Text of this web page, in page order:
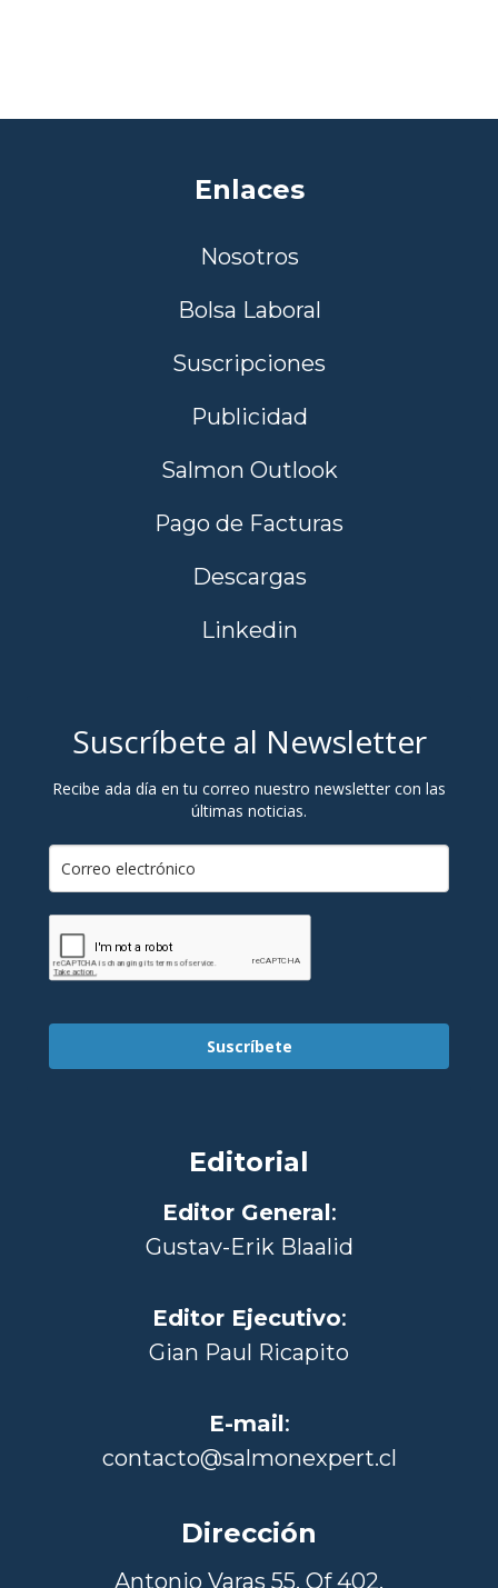
Enlaces
Nosotros
Bolsa Laboral
Suscripciones
Publicidad
Salmon Outlook
Pago de Facturas
Descargas
Linkedin
Suscríbete al Newsletter
Recibe ada día en tu correo nuestro newsletter con las
últimas noticias.
Suscríbete
Editorial
Editor General:
Gustav-Erik Blaalid
Editor Ejecutivo:
Gian Paul Ricapito
E-mail:
contacto@salmonexpert.cl
Dirección
Antonio Varas 55, Of 402,